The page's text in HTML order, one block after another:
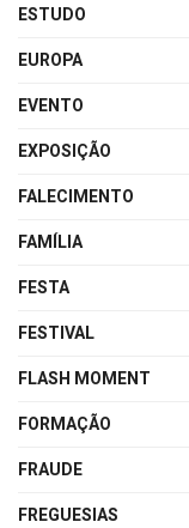
ESTUDO
EUROPA
EVENTO
EXPOSIÇÃO
FALECIMENTO
FAMÍLIA
FESTA
FESTIVAL
FLASH MOMENT
FORMAÇÃO
FRAUDE
FREGUESIAS